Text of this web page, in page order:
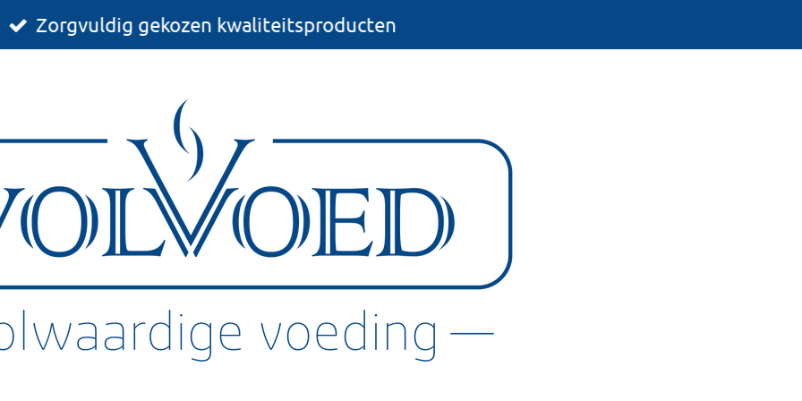
Zorgvuldig gekozen kwaliteitsproducten